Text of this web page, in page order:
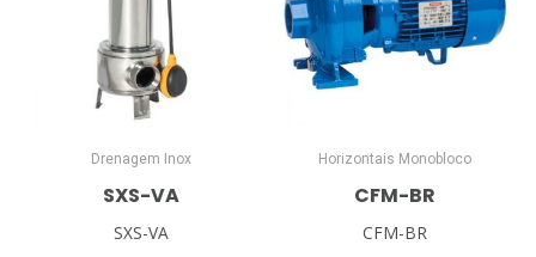
Drenagem Inox
SXS-VA
SXS-VA
Horizontais Monobloco
CFM-BR
CFM-BR